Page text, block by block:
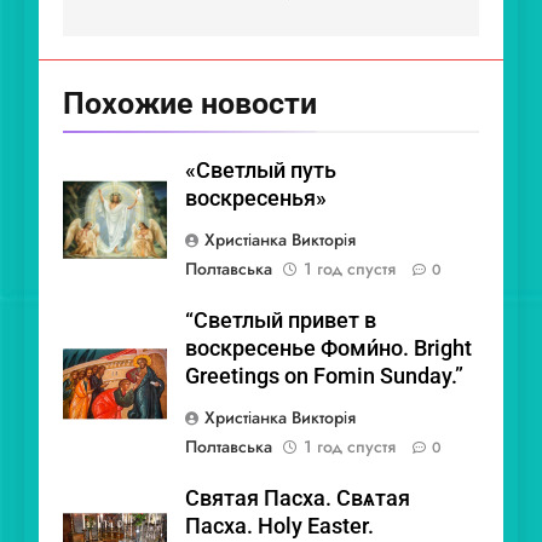
Похожие новости
«Светлый путь
воскресенья»
Христіанка Викторія
Полтавська
1 год спустя 0
“Светлый привет в
воскресенье Фоми́но. Bright
Greetings on Fomin Sunday.”
Христіанка Викторія
Полтавська
1 год спустя 0
Святая Пасха. Свѧтая
Пасха. Holy Easter.